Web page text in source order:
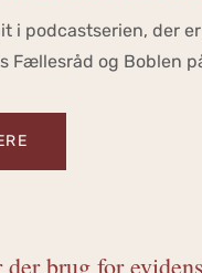
i podcastserien, der
Fællesråd og Boblen
brug for